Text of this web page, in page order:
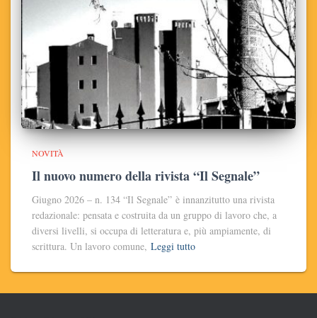
NOVITÀ
Il nuovo numero della rivista “Il Segnale”
Giugno 2026 – n. 134 “Il Segnale” è innanzitutto una rivista
redazionale: pensata e costruita da un gruppo di lavoro che, a
diversi livelli, si occupa di letteratura e, più ampiamente, di
scrittura. Un lavoro comune, Leggi tutto